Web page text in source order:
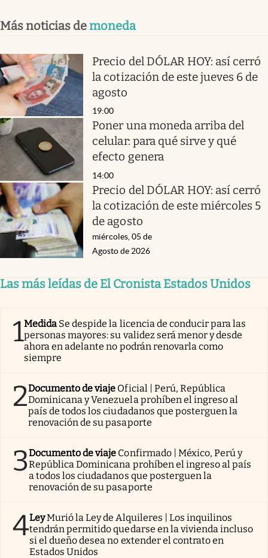
Más noticias demoneda
Precio del DÓLAR HOY: así cerró
la cotización de este jueves 6 de
agosto
19:00
Poner una moneda arriba del
celular: para qué sirve y qué
efecto genera
14:00
Precio del DÓLAR HOY: así cerró
la cotización de este miércoles 5
de agosto
miércoles, 05 de
Agosto de 2026
Las más leídas de El Cronista Estados Unidos
1Medida Se despide la licencia de conducir para las
personas mayores: su validez será menor y desde
ahora en adelante no podrán renovarla como
siempre
2Documento de viaje Oficial | Perú, República
Dominicana y Venezuela prohíben el ingreso al
país de todos los ciudadanos que posterguen la
renovación de su pasaporte
3Documento de viaje Confirmado | México, Perú y
República Dominicana prohíben el ingreso al país
a todos los ciudadanos que posterguen la
renovación de su pasaporte
4LeyMurió la Ley de Alquileres | Los inquilinos
tendrán permitido quedarse en la vivienda incluso
si el dueño desea no extender el contrato en
Estados Unidos